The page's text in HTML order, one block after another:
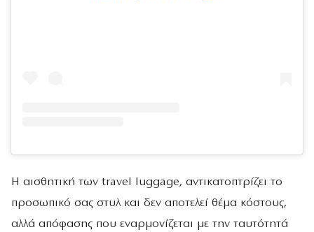
Η αισθητική των travel luggage, αντικατοπτρίζει το
προσωπικό σας στυλ και δεν αποτελεί θέμα κόστους,
αλλά απόφασης που εναρμονίζεται με την ταυτότητά